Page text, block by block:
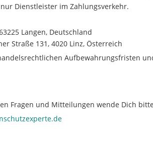
Dienstleister im Zahlungsverkehr.
Langen, Deutschland
Straße 131, 4020 Linz, Österreich
Aufbewahrungsfristen
Fragen und Mitteilungen wende Dich